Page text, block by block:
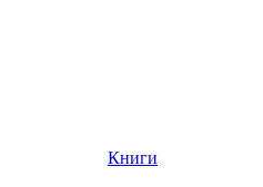
Книги